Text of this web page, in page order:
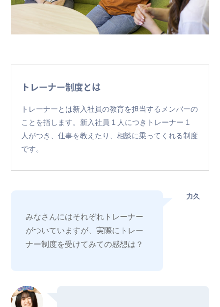
トレーナー制度とは
トレーナーとは新入社員の教育を担当するメンバーの
ことを指します。新入社員 1 人につきトレーナー 1
人がつき、仕事を教えたり、相談に乗ってくれる制度
です。
力久
みなさんにはそれぞれトレーナー
がついていますが、実際にトレー
ナー制度を受けてみての感想は？